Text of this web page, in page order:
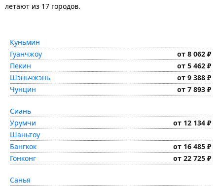
летают из 17 городов.
Куньмин
Гуанчжоу
от 8 062 ₽
Пекин
от 5 462 ₽
Шэньчжэнь
от 9 388 ₽
Чунцин
от 7 893 ₽
Сиань
Урумчи
от 12 134 ₽
Шаньтоу
Бангкок
от 16 485 ₽
Гонконг
от 22 725 ₽
Санья